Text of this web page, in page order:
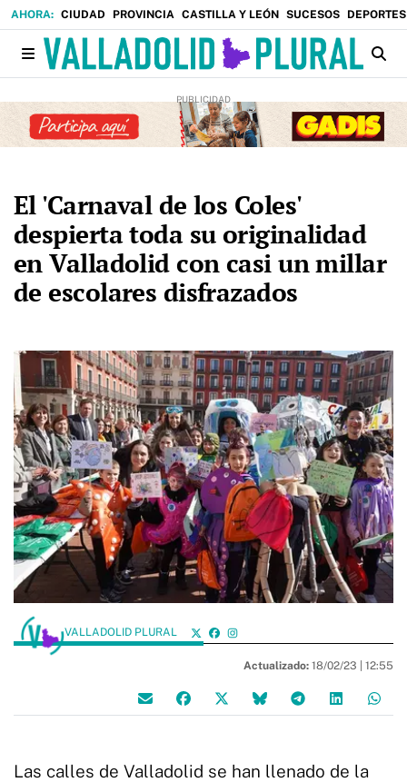
CIUDAD PROVINCIA CASTILLA Y LEÓN SUCESOS DEPORTES
El 'Carnaval de los Coles'
despierta toda su originalidad
en Valladolid con casi un millar
de escolares disfrazados
VALLADOLID PLURAL
Actualizado: 18/02/23 | 12:55
Las calles de Valladolid se han llenado de la